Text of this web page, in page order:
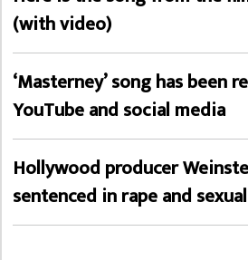
(with video)
‘Masterney’ song has been
YouTube and social media
Hollywood producer
sentenced in rape and